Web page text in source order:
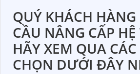
QUÝ KHÁCH
CẦU NÂNG CẤP
HÃY XEM QUA
CHỌN DƯỚI ĐÂY